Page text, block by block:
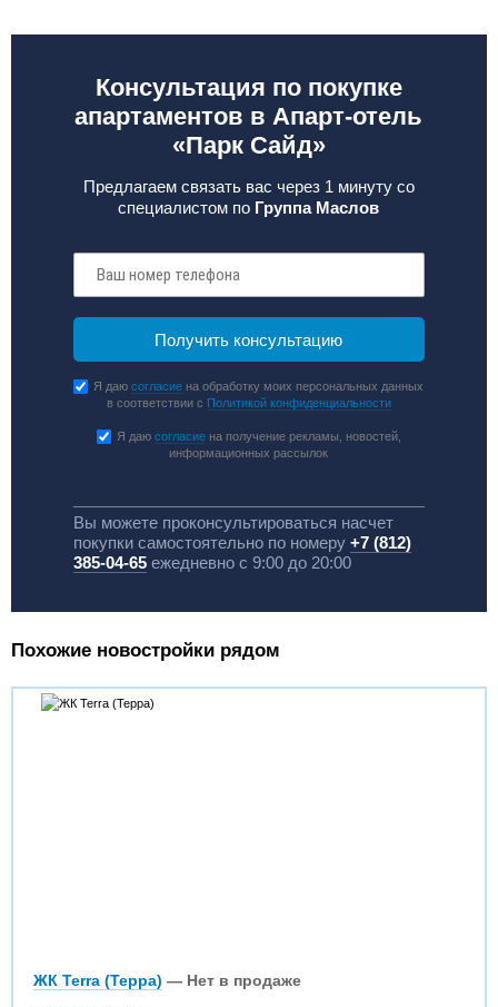
Консультация по покупке
апартаментов в Апарт-отель
«Парк Сайд»
Предлагаем связать вас через 1 минуту со
специалистом по Группа Маслов
Я даюсогласие на обработку моих персональных данных
в соответствии с Политикой конфиденциальности
Я даю согласиена получение рекламы, новостей,
информационных рассылок
Вы можете проконсультироваться насчет
покупки самостоятельно по номеру +7 (812)
385-04-65ежедневно с 9:00 до 20:00
Похожие новостройки рядом
ЖК Terra (Терра) — Нет в продаже